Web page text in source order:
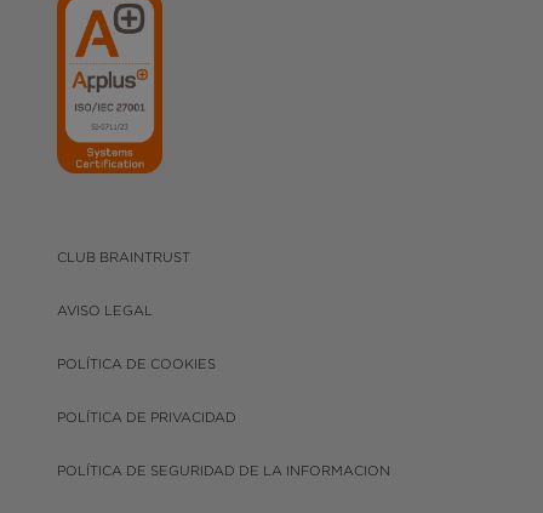
CLUB BRAINTRUST
AVISO LEGAL
POLÍTICA DE COOKIES
POLÍTICA DE PRIVACIDAD
POLÍTICA DE SEGURIDAD DE LA INFORMACION